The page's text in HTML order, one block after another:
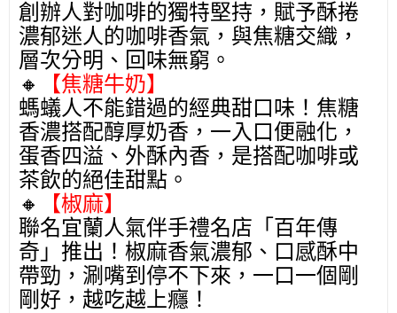
創辦人對咖啡的獨特堅持，賦予酥捲
濃郁迷人的咖啡香氣，與焦糖交織，
層次分明、回味無窮。
🔸
【焦糖牛奶】
螞蟻人不能錯過的經典甜口味！焦糖
香濃搭配醇厚奶香，一入口便融化，
蛋香四溢、外酥內香，是搭配咖啡或
茶飲的絕佳甜點。
🔸
【椒麻】
聯名宜蘭人氣伴手禮名店「百年傳
奇」推出！椒麻香氣濃郁、口感酥中
帶勁，涮嘴到停不下來，一口一個剛
剛好，越吃越上癮！